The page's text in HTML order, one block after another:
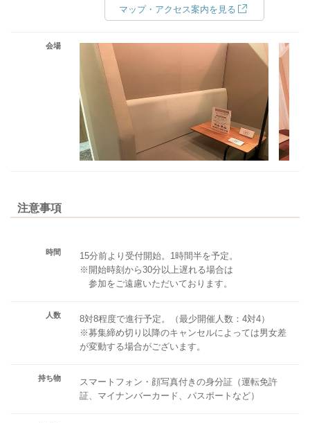
マップ・アクセス案内を見る
会場
注意事項
時間
15分前より受付開始。1時間半を予定。
※開始時刻から30分以上遅れる場合は
参加をご遠慮いただいております。
人数
8対8程度で進行予定。（最少開催人数：4対4）
※募集締め切り以降のキャンセルによっては男女差
が変動する場合がございます。
持ち物
スマートフォン・顔写真付きの身分証（運転免許
証、マイナンバーカード、パスポートなど）